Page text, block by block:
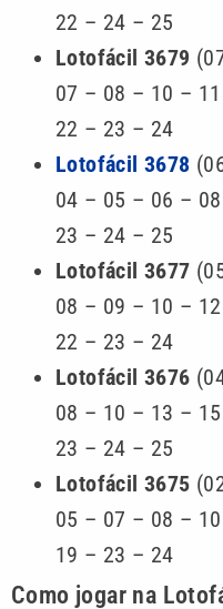
22 – 24 – 25
Lotofácil 3679
07 – 08 – 10 –
22 – 23 – 24
Lotofácil 3678
04 – 05 – 06 –
23 – 24 – 25
Lotofácil 3677
08 – 09 – 10 –
22 – 23 – 24
Lotofácil 3676
08 – 10 – 13 –
23 – 24 – 25
Lotofácil 3675
05 – 07 – 08 –
19 – 23 – 24
Como jogar na